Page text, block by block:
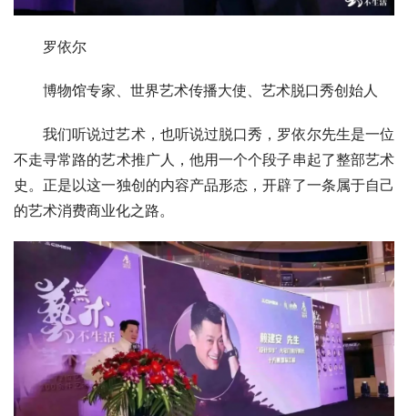
罗依尔
博物馆专家、世界艺术传播大使、艺术脱口秀创始人
我们听说过艺术，也听说过脱口秀，罗依尔先生是一位
不走寻常路的艺术推广人，他用一个个段子串起了整部艺术
史。正是以这一独创的内容产品形态，开辟了一条属于自己
的艺术消费商业化之路。